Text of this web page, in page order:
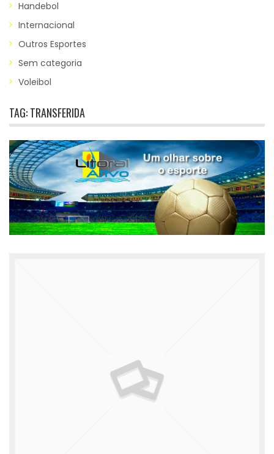
Handebol
Internacional
Outros Esportes
Sem categoria
Voleibol
TAG:TRANSFERIDA